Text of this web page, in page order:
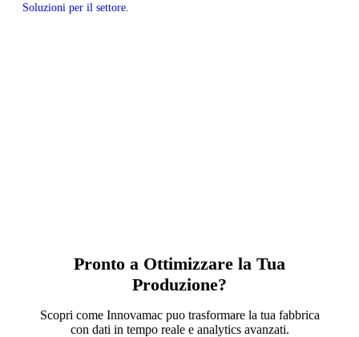
Soluzioni per il settore.
Pronto a Ottimizzare la Tua
Produzione?
Scopri come Innovamac puo trasformare la tua fabbrica
con dati in tempo reale e analytics avanzati.